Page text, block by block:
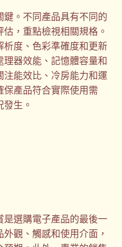
。不同產品具有不同的
，重點檢視相關規格。
度、色彩準確度和更新
器效能、記憶體容量和
能效比、冷房能力和運
產品符合實際使用需
生。
選購電子產品的最後一
觀、觸感和使用介面，